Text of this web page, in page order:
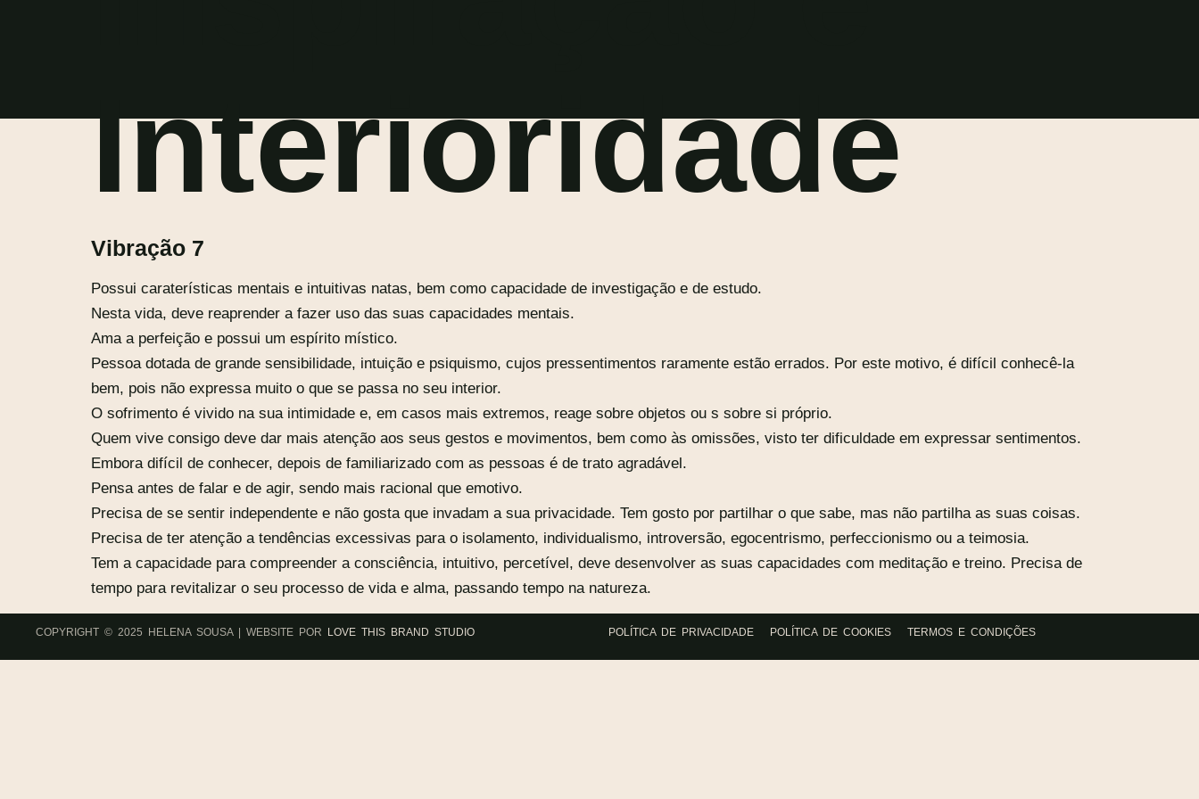
Interioridade
Vibração 7
Possui caraterísticas mentais e intuitivas natas, bem como capacidade de investigação e de estudo.
Nesta vida, deve reaprender a fazer uso das suas capacidades mentais.
Ama a perfeição e possui um espírito místico.
Pessoa dotada de grande sensibilidade, intuição e psiquismo, cujos pressentimentos raramente estão errados. Por este motivo, é difícil conhecê-la
bem, pois não expressa muito o que se passa no seu interior.
O sofrimento é vivido na sua intimidade e, em casos mais extremos, reage sobre objetos ou s sobre si próprio.
Quem vive consigo deve dar mais atenção aos seus gestos e movimentos, bem como às omissões, visto ter dificuldade em expressar sentimentos.
Embora difícil de conhecer, depois de familiarizado com as pessoas é de trato agradável.
Pensa antes de falar e de agir, sendo mais racional que emotivo.
Precisa de se sentir independente e não gosta que invadam a sua privacidade. Tem gosto por partilhar o que sabe, mas não partilha as suas coisas.
Precisa de ter atenção a tendências excessivas para o isolamento, individualismo, introversão, egocentrismo, perfeccionismo ou a teimosia.
Tem a capacidade para compreender a consciência, intuitivo, percetível, deve desenvolver as suas capacidades com meditação e treino. Precisa de
tempo para revitalizar o seu processo de vida e alma, passando tempo na natureza.
COPYRIGHT © 2025 HELENA SOUSA | WEBSITE POR LOVE THIS BRAND STUDIO POLÍTICA DE PRIVACIDADE POLÍTICA DE COOKIES TERMOS E CONDIÇÕES